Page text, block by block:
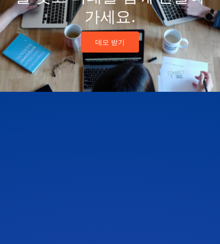
가세요.
데모 받기